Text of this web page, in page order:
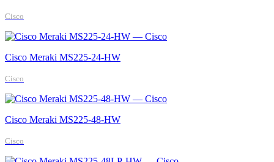
Cisco
Cisco Meraki MS225-24-HW
Cisco
Cisco Meraki MS225-48-HW
Cisco